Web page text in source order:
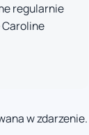
regularnie
w zdarzenie.